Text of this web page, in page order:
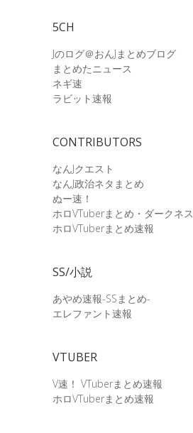
5CH
Jのログ＠おんJまとめブログ
まとめたニュース
ネギ速
ラビット速報
CONTRIBUTORS
なんJクエスト
なんJ政治ネタまとめ
ぬー速！
ホロVTuberまとめ・ダークネス
ホロVTuberまとめ速報
SS/小説
あやめ速報-SSまとめ-
エレファント速報
VTUBER
V速！ VTuberまとめ速報
ホロVTuberまとめ速報